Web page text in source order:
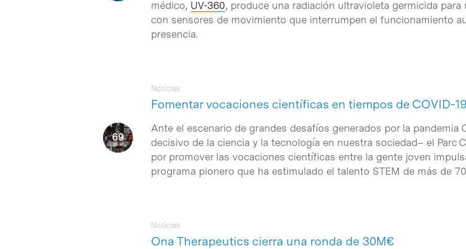
médico, UV-360, produce una radiación ultravioleta germicida
con sensores de movimiento que interrumpen el funcionamiento
presencia.
Fomentar vocaciones científicas en tiempos de COVID-19
Notícias
Ante el escenario de grandes desafíos generados por la
decisivo de la ciencia y la tecnología en nuestra sociedad– el Parc
por promover las vocaciones científicas entre la gente joven
programa pionero que ha estimulado el talento STEM de más de
Ona Therapeutics cierra una ronda de 30M€
Notícias